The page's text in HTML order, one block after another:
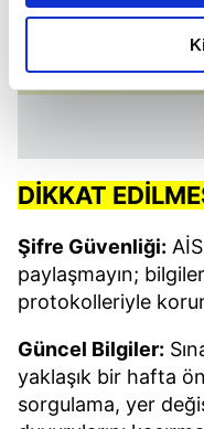
amacımızın size
olduğunu ve sizlere en
elimizden gelen
reklamların
takdirde, kullanıcılara
Sizlere daha iyi bir
Sitemizde kendimize
verileriniz işlenmekte
toplumu hizmetlerinin
kullanılmaktadır. Diğer
DİKKAT
Şifre Güvenliği:
paylaşmayın;
protokolleriyle
Güncel Bilgiler:
yaklaşık bir hafta
sorgulama, yer